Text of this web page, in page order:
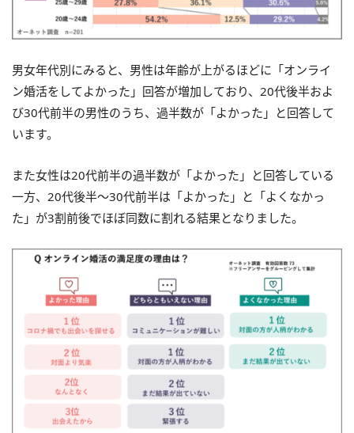
男女年代別にみると、男性は年齢が上がるほどに「オンライ
ン婚活をしてよかった」回答が増加しており、20代後半およ
び30代前半の男性のうち、過半数が「よかった」と回答して
います。
また女性は20代前半の過半数が「よかった」と回答している
一方、20代後半～30代前半は「よかった」と「よくなかっ
た」が3割前後でほぼ同数に割れる結果となりました。